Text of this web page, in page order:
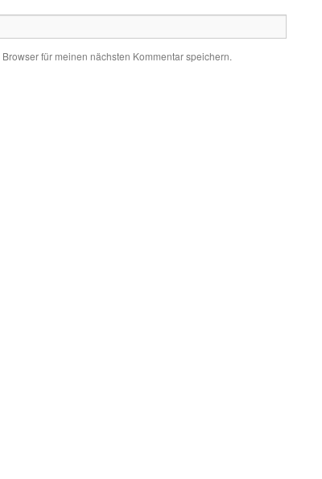
für meinen nächsten Kommentar speichern.